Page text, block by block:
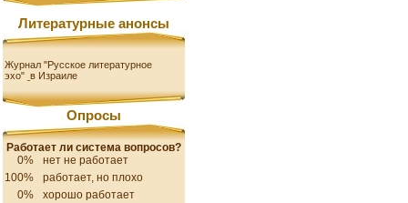
Литературные анонсы
Журнал "Русское литературное
эхо" в Израиле
Опросы
Работает ли система вопросов?
0%
нет не работает
100%
работает, но плохо
0%
хорошо работает